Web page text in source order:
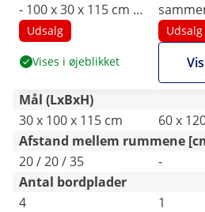
- 100 x 30 x 115 cm -
Royal Catering
Udsalg
Vises i øjeblikket
cm -
Udsalg
Mål (LxBxH)
30 x 100 x 115 cm
60 x
Afstand mellem rummene
20 / 20 / 35
-
Antal bordplader
4
1